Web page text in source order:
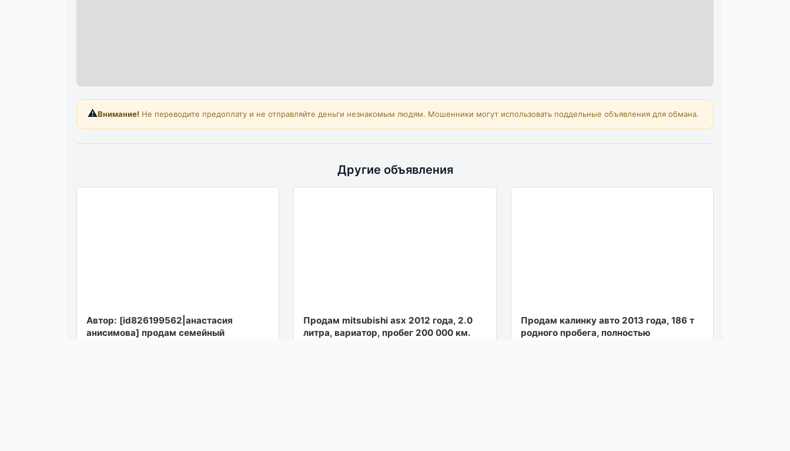
⚠️Внимание! Не переводите предоплату и не отправляйте деньги незнакомым людям. Мошенники могут использовать поддельные объявления для обмана.
Другие объявления
Автор: [id826199562|анастасия
анисимова] продам семейный
Продам mitsubishi asx 2012 года, 2.0
литра, вариатор, пробег 200 000 км.
Продам калинку авто 2013 года, 186 т
родного пробега, полностью